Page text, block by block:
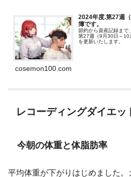
2024年度.第27週
簿です。
節約から資産記録まで
第27週（9月30日～10
を更新いたします。
cosemon100.com
レコーディングダイエッ
今朝の体重と体脂肪率
平均体重が下がりはじめました